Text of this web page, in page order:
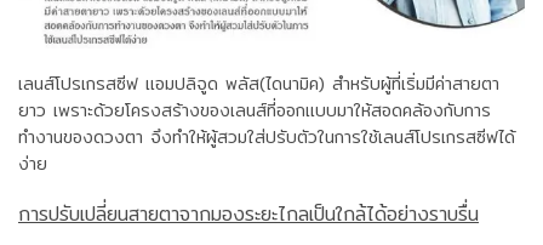
เลนส์โปรเกรสซีฟ แอมปลิจูด พลัส(ไดนามิค) สำหรับผู้ที่เริ่มมีค่าสายตา
ยาว เพราะด้วยโครงสร้างของเลนส์ที่ออกแบบมาให้สอดคล้องกับการ
ทำงานของดวงตา จึงทำให้ผู้สวมใส่ปรับตัวในการใช้เลนส์โปรเกรสซีฟได้
ง่าย
การปรับเปลี่ยนสายตาจากมองระยะไกลเป็นใกล้ได้อย่างราบรื่น